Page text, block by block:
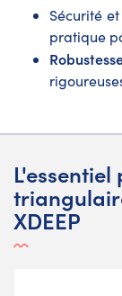
Sécurité
pratique
XDEEP